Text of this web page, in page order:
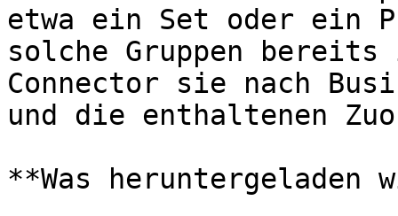
etwa ein Set oder ein
solche Gruppen bereits
Connector sie nach
und die enthaltenen
**Was heruntergeladen